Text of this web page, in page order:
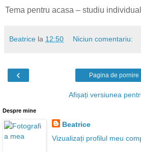
Tema pentru acasa – studiu
Beatrice la 12:50 Niciun comentariu:
‹ Pagina de pornire
Afișați versiunea
Despre mine
Beatrice
Vizualizați profilul meu